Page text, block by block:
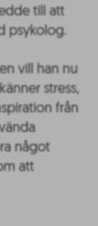
till att
psykolog.
vill han nu
stress,
från
något
att